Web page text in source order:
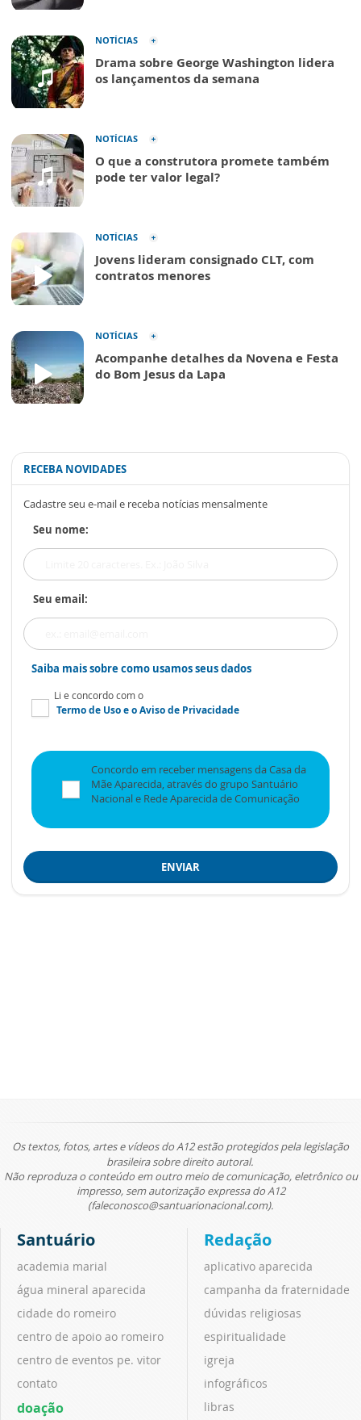
NOTÍCIAS
Drama sobre George Washington lidera
os lançamentos da semana
NOTÍCIAS
O que a construtora promete também
pode ter valor legal?
NOTÍCIAS
Jovens lideram consignado CLT, com
contratos menores
NOTÍCIAS
Acompanhe detalhes da Novena e Festa
do Bom Jesus da Lapa
RECEBA NOVIDADES
Cadastre seu e-mail e receba notícias mensalmente
Seu nome:
Seu email:
Saiba mais sobre como usamos seus dados
Li e concordo com o
Termo de Usoe oAviso de Privacidade
Concordo em receber mensagens da Casa da
Mãe Aparecida, através do grupo Santuário
Nacional e Rede Aparecida de Comunicação
ENVIAR
Os textos, fotos, artes e vídeos do A12 estão protegidos pela legislação
brasileira sobre direito autoral.
Não reproduza o conteúdo em outro meio de comunicação, eletrônico ou
impresso, sem autorização expressa do A12
(faleconosco@santuarionacional.com).
Santuário
academia marial
água mineral aparecida
cidade do romeiro
centro de apoio ao romeiro
centro de eventos pe. vitor
contato
doação
Redação
aplicativo aparecida
campanha da fraternidade
dúvidas religiosas
espiritualidade
igreja
infográficos
libras